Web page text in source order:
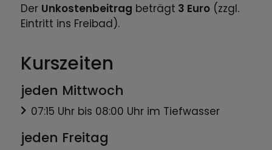
Der Unkostenbeitrag beträgt 3 Euro (zzgl.
Eintritt ins Freibad).
Kurszeiten
jeden Mittwoch
07:15 Uhr bis 08:00 Uhr im Tiefwasser
jeden Freitag